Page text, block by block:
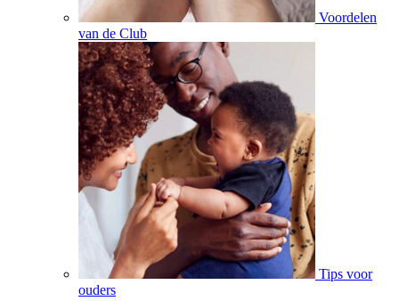
Voordelen
van de Club
Tips voor
ouders